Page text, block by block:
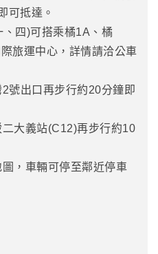
可抵達。
四)可搭乘橘1A、橘
旅運中心，詳情請洽公車
號出口再步行約20分鐘即
二大義站(C12)再步行約10
，車輛可停至鄰近停車